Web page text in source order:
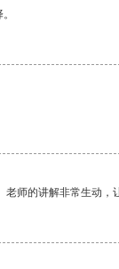
师的讲解非常生动，